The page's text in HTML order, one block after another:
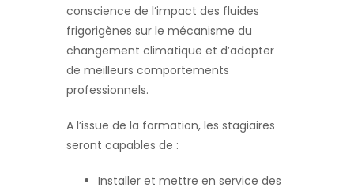
conscience de l’impact des fluides
frigorigènes sur le mécanisme du
changement climatique et d’adopter
de meilleurs comportements
professionnels.
A l’issue de la formation, les stagiaires
seront capables de :
Installer et mettre en service des